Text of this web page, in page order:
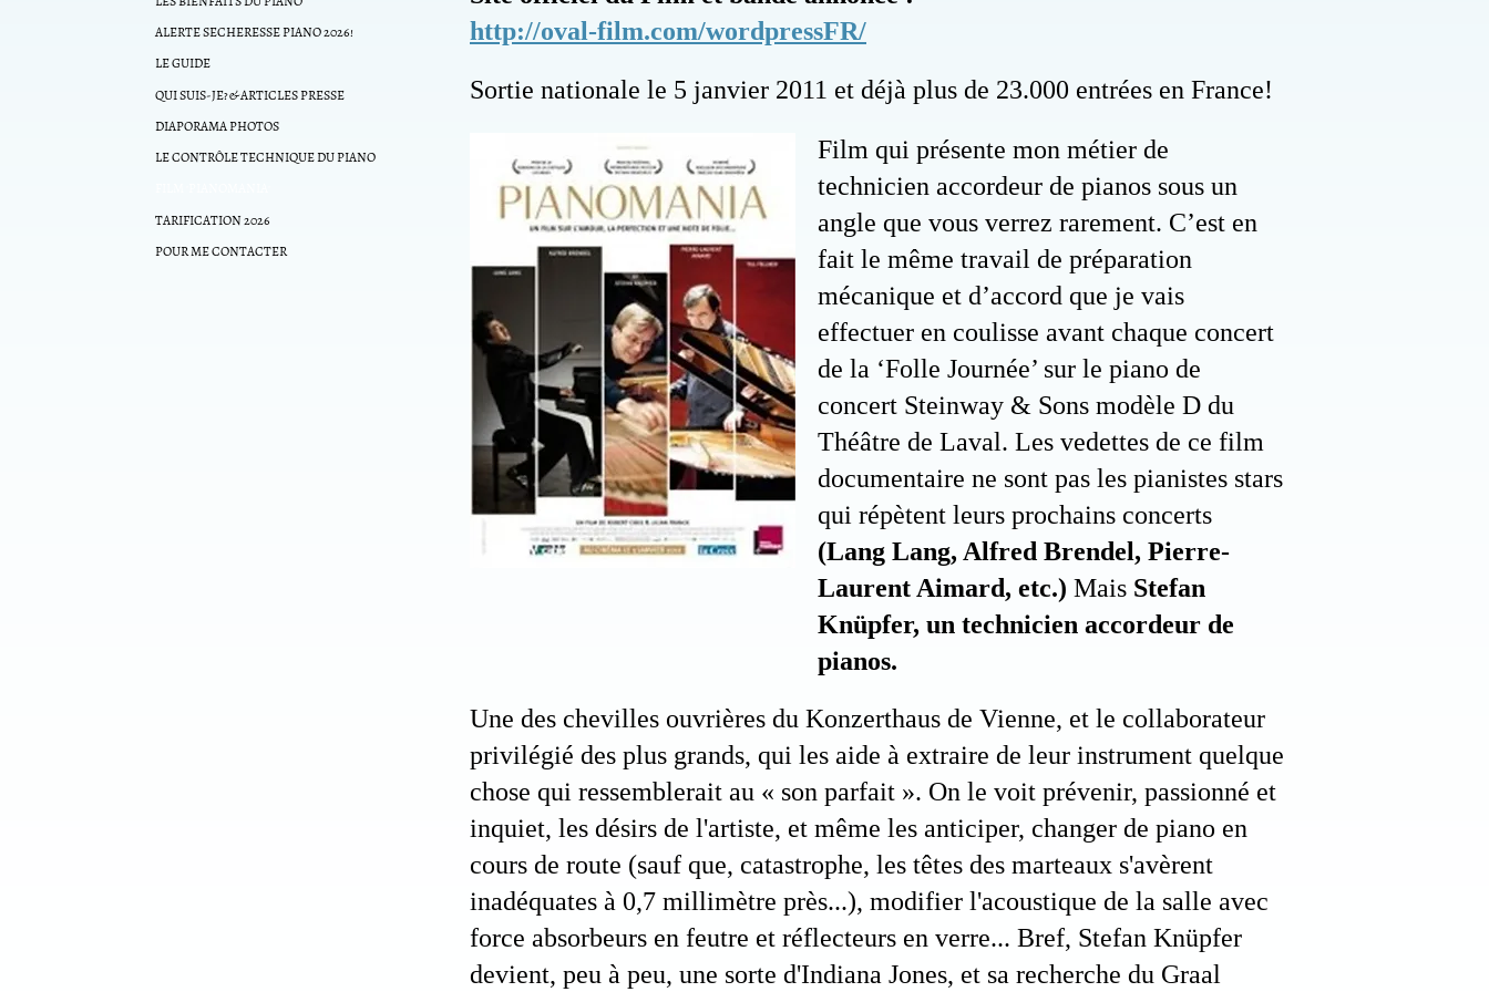
ALERTE SECHERESSE PIANO 2026!
LE GUIDE
QUI SUIS-JE? & ARTICLES PRESSE
DIAPORAMA PHOTOS
LE CONTRÔLE TECHNIQUE DU PIANO
TARIFICATION 2026
POUR ME CONTACTER
http://oval-film.com/wordpressFR/
Sortie nationale le 5 janvier 2011 et déjà plus de 23.000 entrées en France!
Film qui présente mon métier de
technicien accordeur de pianos sous un
angle que vous verrez rarement. C’est en
fait le même travail de préparation
mécanique et d’accord que je vais
effectuer en coulisse avant chaque concert
de la ‘Folle Journée’ sur le piano de
concert Steinway & Sons modèle D du
Théâtre de Laval. Les vedettes de ce film
documentaire ne sont pas les pianistes stars
qui répètent leurs prochains concerts
(Lang Lang, Alfred Brendel, Pierre-
Laurent Aimard, etc.) Mais Stefan
Knüpfer, un technicien accordeur de
pianos.
Une des chevilles ouvrières du Konzerthaus de Vienne, et le collaborateur
privilégié des plus grands, qui les aide à extraire de leur instrument quelque
chose qui ressemblerait au « son parfait ». On le voit prévenir, passionné et
inquiet, les désirs de l'artiste, et même les anticiper, changer de piano en
cours de route (sauf que, catastrophe, les têtes des marteaux s'avèrent
inadéquates à 0,7 millimètre près...), modifier l'acoustique de la salle avec
force absorbeurs en feutre et réflecteurs en verre... Bref, Stefan Knüpfer
devient, peu à peu, une sorte d'Indiana Jones, et sa recherche du Graal